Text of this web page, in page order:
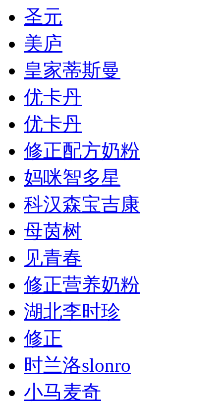
圣元
美庐
皇家蒂斯曼
优卡丹
优卡丹
修正配方奶粉
妈咪智多星
科汉森宝吉康
母茵树
见青春
修正营养奶粉
湖北李时珍
修正
时兰洛slonro
小马麦奇